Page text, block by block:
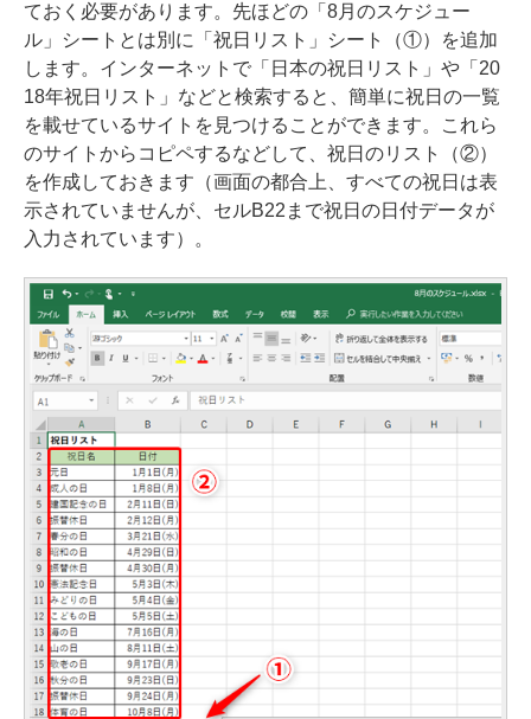
ておく必要があります。先ほどの「8月のスケジュー
ル」シートとは別に「祝日リスト」シート（①）を追加
します。インターネットで「日本の祝日リスト」や「20
18年祝日リスト」などと検索すると、簡単に祝日の一覧
を載せているサイトを見つけることができます。これら
のサイトからコピペするなどして、祝日のリスト（②）
を作成しておきます（画面の都合上、すべての祝日は表
示されていませんが、セルB22まで祝日の日付データが
入力されています）。